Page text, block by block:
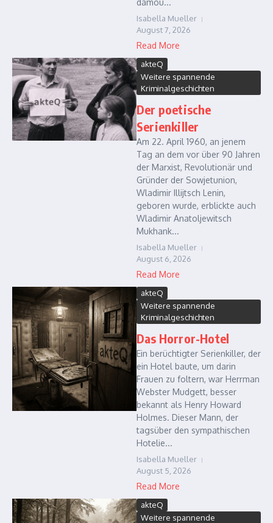
dámou...
Isabella Mueller
August 7, 2026
Read More
akteQ
Weitere spannende
Kriminalgeschichten
Der poetische
Serienkiller
Am 22. April 1960, an jenem
Tag an dem vor über 90 Jahren
der Marxist, Revolutionär und
Gründer der Sowjetunion,
Wladimir Illijtsch Lenin,
geboren wurde, erblickte auch
Wladimir Anatoljewitsch
Mukhank...
Isabella Mueller
August 6, 2026
Read More
akteQ
Weitere spannende
Kriminalgeschichten
Das Horror-Hotel
Ein berüchtigter Serienkiller, der
ein Hotel baute, um darin
Frauen zu foltern, war Herrman
Webster Mudgett, besser
bekannt als Henry Howard
Holmes. Dieser Mann, der
tagsüber den sympathischen
Hotelie...
Isabella Mueller
August 5, 2026
Read More
akteQ
Weitere spannende